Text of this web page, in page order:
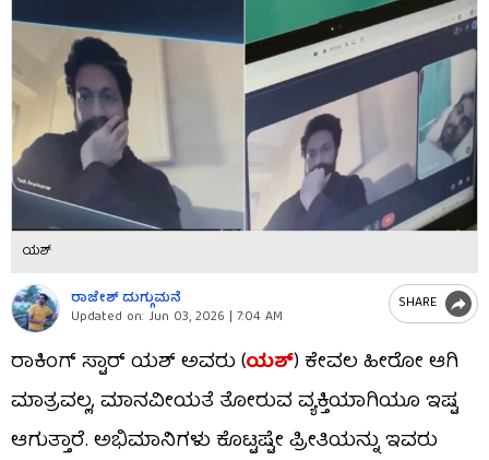
ಯಶ್
ರಾಜೇಶ್ ದುಗ್ಗುಮನೆ
Updated on: Jun 03, 2026 | 7:04 AM
SHARE
ರಾಕಿಂಗ್ ಸ್ಟಾರ್ ಯಶ್ ಅವರು (ಯಶ್) ಕೇವಲ ಹೀರೋ ಆಗಿ
ಮಾತ್ರವಲ್ಲ, ಮಾನವೀಯತೆ ತೋರುವ ವ್ಯಕ್ತಿಯಾಗಿಯೂ ಇಷ್ಟ
ಆಗುತ್ತಾರೆ. ಅಭಿಮಾನಿಗಳು ಕೊಟ್ಟಷ್ಟೇ ಪ್ರೀತಿಯನ್ನು ಇವರು